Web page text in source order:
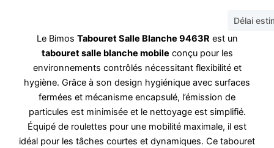
Délai
Le Bimos Tabouret Salle Blanche 9463R est un
tabouret salle blanche mobile conçu pour les
environnements contrôlés nécessitant flexibilité et
hygiène. Grâce à son design hygiénique avec surfaces
fermées et mécanisme encapsulé, l’émission de
particules est minimisée et le nettoyage est simplifié.
Équipé de roulettes pour une mobilité maximale, il est
idéal pour les tâches courtes et dynamiques. Ce tabouret